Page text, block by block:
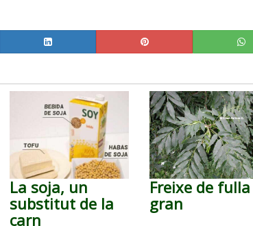
La soja, un
substitut de la
carn
Freixe de fulla
gran